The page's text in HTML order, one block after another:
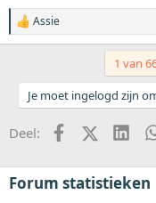
W
a
d
i
n
e
n
Assie
1 van
Je moet ingelogd zijn
Deel: Facebook
X
Forum statistieken